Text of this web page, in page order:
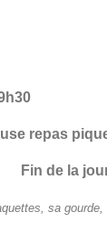
repas
Fin de la
sa